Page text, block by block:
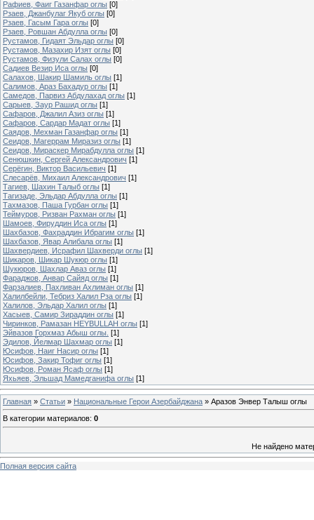
Рафиев, Фаиг Газанфар оглы [0]
Рзаев, Джанбулаг Якуб оглы [0]
Рзаев, Гасым Гара оглы [0]
Рзаев, Ровшан Абдулла оглы [0]
Рустамов, Гидаят Эльдар оглы [0]
Рустамов, Мазахир Изят оглы [0]
Рустамов, Физули Салах оглы [0]
Садиев Везир Иса оглы [0]
Салахов, Шакир Шамиль оглы [1]
Салимов, Араз Бахадур оглы [1]
Самедов, Парвиз Абдулахад оглы [1]
Сарыев, Заур Рашид оглы [1]
Сафаров, Джалил Азиз оглы [1]
Сафаров, Сардар Мадат оглы [1]
Саядов, Мехман Газанфар оглы [1]
Сеидов, Магеррам Миразиз оглы [1]
Сеидов, Мираскер Мирабдулла оглы [1]
Сенюшкин, Сергей Александрович [1]
Серёгин, Виктор Васильевич [1]
Слесарёв, Михаил Александрович [1]
Тагиев, Шахин Талыб оглы [1]
Тагизаде, Эльдар Абдулла оглы [1]
Тахмазов, Паша Гурбан оглы [1]
Теймуров, Ризван Рахман оглы [1]
Шамоев, Фируддин Иса оглы [1]
Шахбазов, Фахраддин Ибрагим оглы [1]
Шахбазов, Явар Алибала оглы [1]
Шахвердиев, Исрафил Шахверди оглы [1]
Шикаров, Шикар Шукюр оглы [1]
Шукюров, Шахлар Аваз оглы [1]
Фараджов, Анвар Cайяд оглы [1]
Фарзалиев, Пахливан Ахлиман оглы [1]
Халилбейли, Тебриз Халил Рза оглы [1]
Халилов, Эльдар Халил оглы [1]
Хасыев, Самир Зираддин оглы [1]
Чиринков, Рамазан HEYBULLAH оглы [1]
Эйвазов Горхмаз Абыш оглы. [1]
Эдилов, Йелмар Шахмар оглы [1]
Юсифов, Наиг Насир оглы [1]
Юсифов, Закир Тофиг оглы [1]
Юсифов, Роман Ясаф оглы [1]
Яхьяев, Эльшад Мамедганифа оглы [1]
Главная » Статьи » Национальные Герои Азербайджана » Аразов Энвер Талыш оглы
В категории материалов: 0
Не найдено
Полная версия сайта